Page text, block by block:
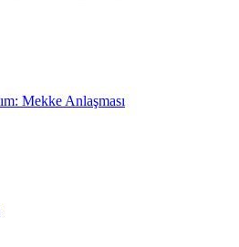
Mekke Anlaşması